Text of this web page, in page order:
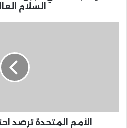
السلام
الأمم المتحدة ترصد